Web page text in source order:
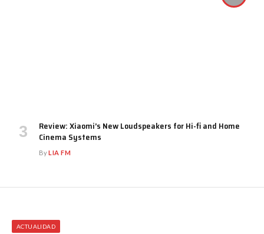
Review: Xiaomi’s New Loudspeakers for Hi-fi and Home
Cinema Systems
ByLIA FM
ACTUALIDAD